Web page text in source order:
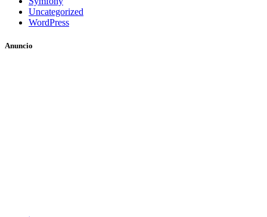
Uncategorized
WordPress
Anuncio